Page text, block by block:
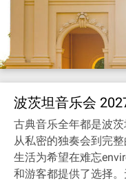
波茨坦音乐会
古典音乐全年都是波
从私密的独奏会到完
生活为希望在难忘
和游客都提供了选择